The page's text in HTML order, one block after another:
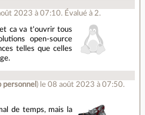
2023 à 07:10. Évalué à 2.
ca va t'ouvrir tous
open-source
telles que celles
personnel ) le 08 août 2023 à 07:50.
de temps, mais la